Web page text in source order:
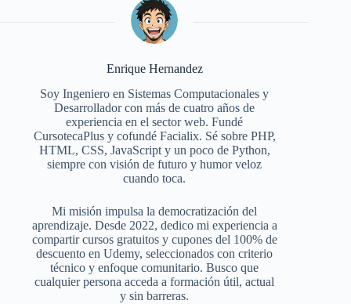
Enrique Hernandez
Soy Ingeniero en Sistemas Computacionales y
Desarrollador con más de cuatro años de
experiencia en el sector web. Fundé
CursotecaPlus y cofundé Facialix. Sé sobre PHP,
HTML, CSS, JavaScript y un poco de Python,
siempre con visión de futuro y humor veloz
cuando toca.
Mi misión impulsa la democratización del
aprendizaje. Desde 2022, dedico mi experiencia a
compartir cursos gratuitos y cupones del 100% de
descuento en Udemy, seleccionados con criterio
técnico y enfoque comunitario. Busco que
cualquier persona acceda a formación útil, actual
y sin barreras.